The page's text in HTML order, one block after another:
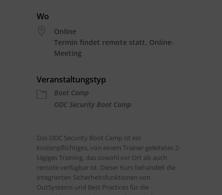
Wo
Online
Termin findet remote statt, Online-
Meeting
Veranstaltungstyp
Boot Camp
ODC Security Boot Camp
Das ODC Security Boot Camp ist ein
kostenpflichtiges, von einem Trainer geleitetes 2-
tägiges Training, das sowohl vor Ort als auch
remote verfügbar ist. Dieser Kurs behandelt die
integrierten Sicherheitsfunktionen von
OutSystems und Best Practices für die